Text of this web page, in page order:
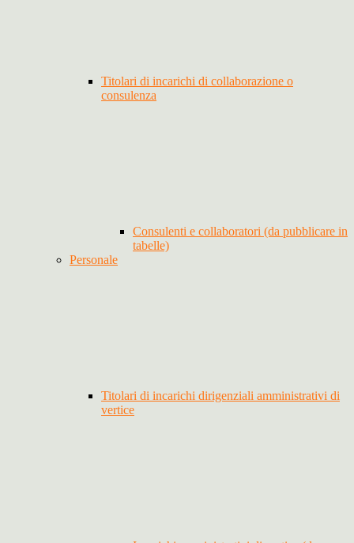
Titolari di incarichi di collaborazione o
consulenza
Consulenti e collaboratori (da pubblicare in
tabelle)
Personale
Titolari di incarichi dirigenziali amministrativi di
vertice